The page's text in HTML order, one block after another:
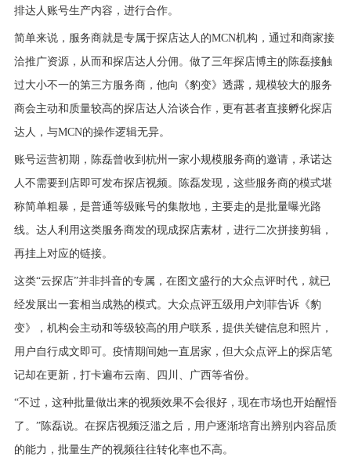
排达人账号生产内容，进行合作。
简单来说，服务商就是专属于探店达人的MCN机构，通过和商家接
洽推广资源，从而和探店达人分佣。做了三年探店博主的陈磊接触
过大小不一的第三方服务商，他向《豹变》透露，规模较大的服务
商会主动和质量较高的探店达人洽谈合作，更有甚者直接孵化探店
达人，与MCN的操作逻辑无异。
账号运营初期，陈磊曾收到杭州一家小规模服务商的邀请，承诺达
人不需要到店即可发布探店视频。陈磊发现，这些服务商的模式堪
称简单粗暴，是普通等级账号的集散地，主要走的是批量曝光路
线。达人利用这类服务商发的现成探店素材，进行二次拼接剪辑，
再挂上对应的链接。
这类“云探店”并非抖音的专属，在图文盛行的大众点评时代，就已
经发展出一套相当成熟的模式。大众点评五级用户刘菲告诉《豹
变》，机构会主动和等级较高的用户联系，提供关键信息和照片，
用户自行成文即可。疫情期间她一直居家，但大众点评上的探店笔
记却在更新，打卡遍布云南、四川、广西等省份。
“不过，这种批量做出来的视频效果不会很好，现在市场也开始醒悟
了。”陈磊说。在探店视频泛滥之后，用户逐渐培育出辨别内容品质
的能力，批量生产的视频往往转化率也不高。